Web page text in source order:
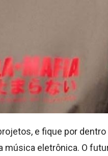
e fique por
eletrônica. O